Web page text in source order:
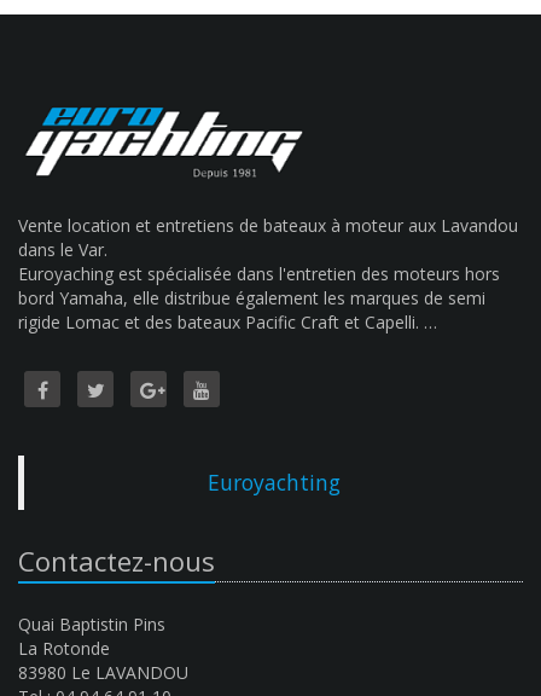
Vente location et entretiens de bateaux à moteur aux Lavandou
dans le Var.
Euroyaching est spécialisée dans l'entretien des moteurs hors
bord Yamaha, elle distribue également les marques de semi
rigide Lomac et des bateaux Pacific Craft et Capelli. …
Euroyachting
Contactez-nous
Quai Baptistin Pins
La Rotonde
83980 Le LAVANDOU